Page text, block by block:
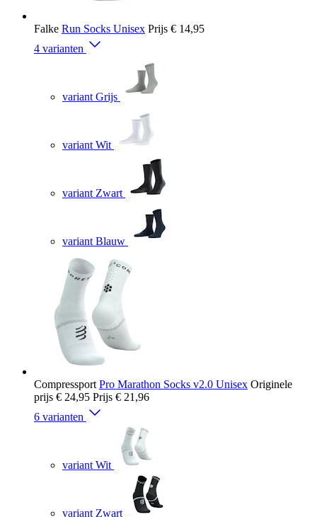
Falke Run Socks Unisex Prijs € 14,95
4 varianten
variant Grijs
variant Wit
variant Zwart
variant Blauw
Compressport Pro Marathon Socks v2.0 Unisex Originele
prijs € 24,95 Prijs € 21,96
6 varianten
variant Wit
variant Zwart